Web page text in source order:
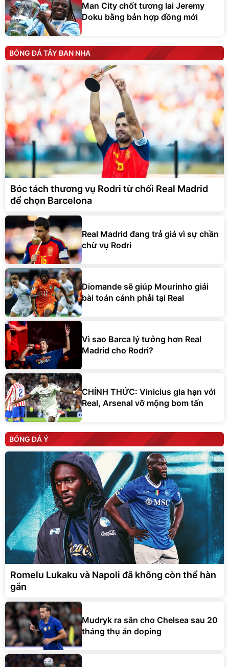
Man City chốt tương lai Jeremy
Doku bằng bản hợp đồng mới
BÓNG ĐÁ TÂY BAN NHA
Bóc tách thương vụ Rodri từ chối Real Madrid
để chọn Barcelona
Real Madrid đang trả giá vì sự chần
chừ vụ Rodri
Diomande sẽ giúp Mourinho giải
bài toán cánh phải tại Real
Vì sao Barca lý tưởng hơn Real
Madrid cho Rodri?
CHÍNH THỨC: Vinicius gia hạn với
Real, Arsenal vỡ mộng bom tấn
BÓNG ĐÁ Ý
Romelu Lukaku và Napoli đã không còn thể hàn
gắn
Mudryk ra sân cho Chelsea sau 20
tháng thụ án doping